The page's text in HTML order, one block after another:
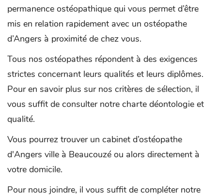
permanence ostéopathique qui vous permet d’être
mis en relation rapidement avec un ostéopathe
d’Angers à proximité de chez vous.
Tous nos ostéopathes répondent à des exigences
strictes concernant leurs qualités et leurs diplômes.
Pour en savoir plus sur nos critères de sélection, il
vous suffit de consulter notre charte déontologie et
qualité.
Vous pourrez trouver un cabinet d’ostéopathe
d'Angers ville à Beaucouzé ou alors directement à
votre domicile.
Pour nous joindre, il vous suffit de compléter notre